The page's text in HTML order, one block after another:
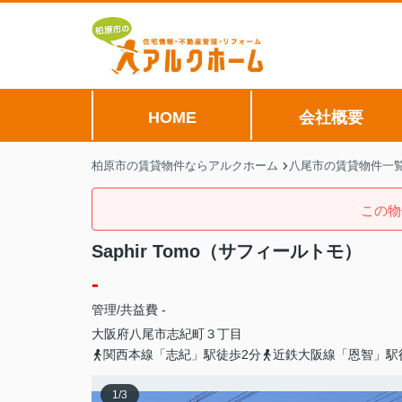
HOME 会社概要
柏原市の賃貸物件ならアルクホーム 八尾市の賃貸物件一
この
Saphir Tomo（サフィールトモ）
-
管理/共益費 -
大阪府八尾市志紀町３丁目
関西本線「志紀」駅徒歩2分
近鉄大阪線「恩智」駅
1/3